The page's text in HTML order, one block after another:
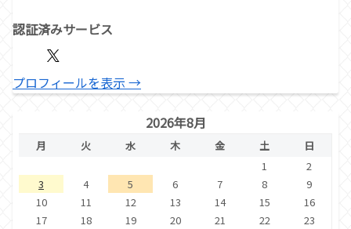
認証済みサービス
プロフィールを表示 →
2026年8月
月 火 水 木 金 土
日
1
2
3
4 5 6 7 8
9
10
11 12 13 14 15
16
17
18 19 20 21 22
23